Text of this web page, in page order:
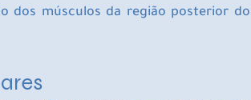
dos músculos da região posterior do